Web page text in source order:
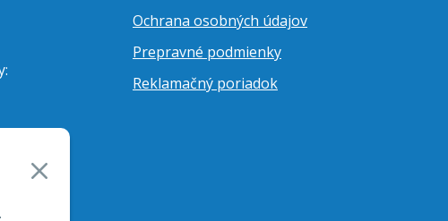
Ochrana osobných údajov
Prepravné podmienky
Reklamačný poriadok